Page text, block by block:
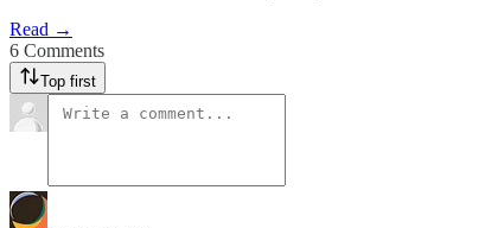
Read →
6 Comments
Top first